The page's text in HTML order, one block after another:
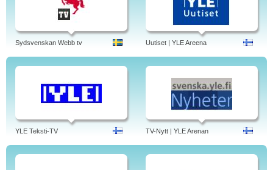
Sydsvenskan Webb tv Uutiset | YLE Areena
YLE Teksti-TV TV-Nytt | YLE Arenan